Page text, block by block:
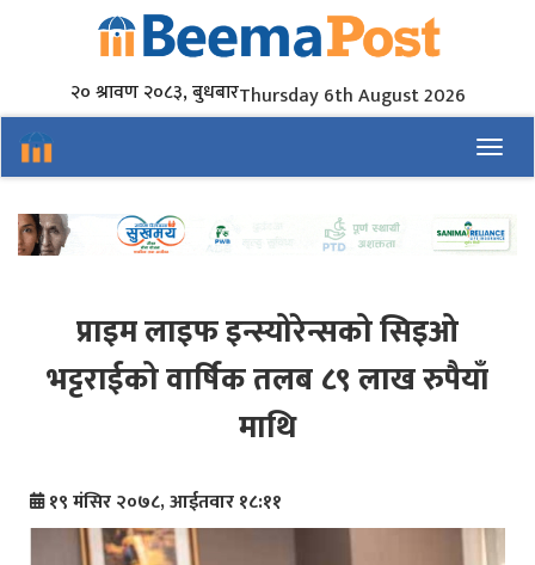
२० श्रावण २०८३, बुधबारThursday 6th August 2026
प्राइम लाइफ इन्स्योरेन्सको सिइओ
भट्टराईको वार्षिक तलब ८९ लाख रुपैयाँ
माथि
१९ मंसिर २०७८, आईतवार १८:११